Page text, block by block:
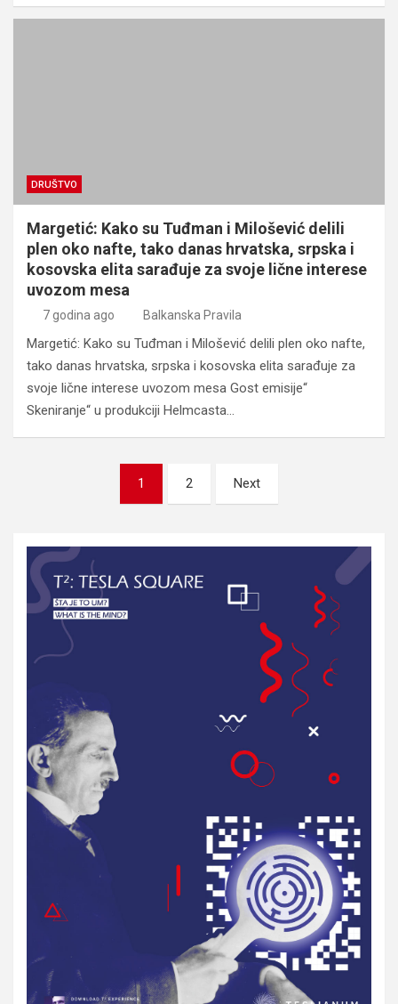
DRUŠTVO
Margetić: Kako su Tuđman i Milošević delili
plen oko nafte, tako danas hrvatska, srpska i
kosovska elita sarađuje za svoje lične interese
uvozom mesa
7 godina ago Balkanska Pravila
Margetić: Kako su Tuđman i Milošević delili plen oko nafte,
tako danas hrvatska, srpska i kosovska elita sarađuje za
svoje lične interese uvozom mesa Gost emisije“
Skeniranje“ u produkciji Helmcasta…
1 2 Next